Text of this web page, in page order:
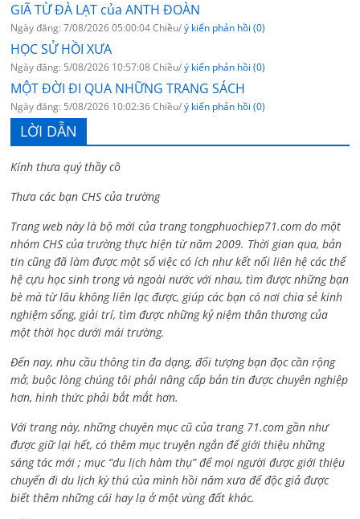
GIÃ TỪ ĐÀ LẠT của ANTH ĐOÀN
Ngày đăng: 7/08/2026 05:00:04 Chiều/ý kiến phản hồi (0)
HỌC SỬ HỒI XƯA
Ngày đăng: 5/08/2026 10:57:08 Chiều/ý kiến phản hồi (0)
MỘT ĐỜI ĐI QUA NHỮNG TRANG SÁCH
Ngày đăng: 5/08/2026 10:02:36 Chiều/ý kiến phản hồi (0)
LỜI DẪN
Kính thưa quý thầy cô
Thưa các bạn CHS của trường
Trang web này là bộ mới của trang tongphuochiep71.com do một
nhóm CHS của trường thực hiện từ năm 2009. Thời gian qua, bản
tin cũng đã làm được một số việc có ích như kết nối liên hệ các thế
hệ cựu học sinh trong và ngoài nước với nhau, tìm được những bạn
bè mà từ lâu không liên lạc được, giúp các bạn có nơi chia sẻ kinh
nghiệm sống, giải trí, tìm được những kỷ niệm thân thương của
một thời học dưới mái trường.
Đến nay, nhu cầu thông tin đa dạng, đối tượng bạn đọc cần rộng
mở, buộc lòng chúng tôi phải nâng cấp bản tin được chuyên nghiệp
hơn, hình thức phải bắt mắt hơn.
Với trang này, những chuyên mục cũ của trang 71.com gần như
được giữ lại hết, có thêm mục truyện ngắn để giới thiệu những
sáng tác mới ; mục “du lịch hàm thụ” để mọi người được giới thiệu
chuyến đi du lịch kỳ thú của mình hồi năm xưa để độc giả được
biết thêm những cái hay lạ ở một vùng đất khác.